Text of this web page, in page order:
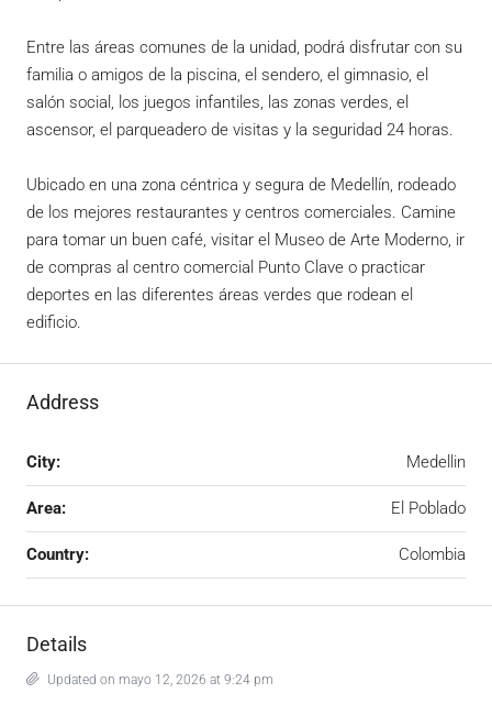
Entre las áreas comunes de la unidad, podrá disfrutar con su
familia o amigos de la piscina, el sendero, el gimnasio, el
salón social, los juegos infantiles, las zonas verdes, el
ascensor, el parqueadero de visitas y la seguridad 24 horas.
Ubicado en una zona céntrica y segura de Medellín, rodeado
de los mejores restaurantes y centros comerciales. Camine
para tomar un buen café, visitar el Museo de Arte Moderno, ir
de compras al centro comercial Punto Clave o practicar
deportes en las diferentes áreas verdes que rodean el
edificio.
Address
City: Medellin
Area: El Poblado
Country: Colombia
Details
Updated on mayo 12, 2026 at 9:24 pm